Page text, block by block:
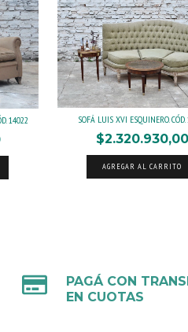
14022 SOFÁ LUIS XVI ESQUINERO.
$2.320.930,00
AGREGAR AL CARRITO
PAGÁ CON
EN CUOTAS